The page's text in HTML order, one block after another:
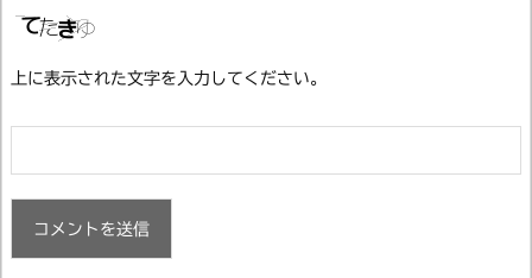
上に表示された文字を入力してください。